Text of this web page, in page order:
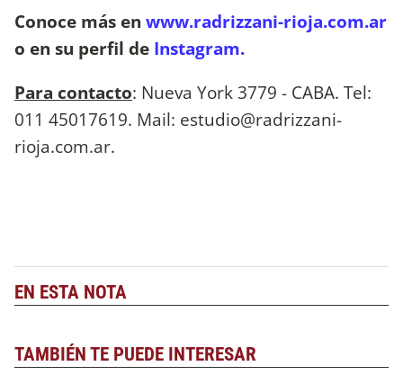
Conoce más en www.radrizzani-rioja.com.ar
o en su perfil de Instagram.
Para contacto: Nueva York 3779 - CABA. Tel:
011 45017619. Mail: estudio@radrizzani-
rioja.com.ar.
EN ESTA NOTA
TAMBIÉN TE PUEDE INTERESAR